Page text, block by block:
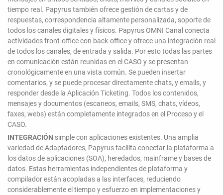
tiempo real. Papyrus también ofrece gestión de cartas y de
respuestas, correspondencia altamente personalizada, soporte de
todos los canales digitales y físicos. Papyrus OMNI Canal conecta
actividades front-office con back-office y ofrece una integración real
de todos los canales, de entrada y salida. Por esto todas las partes
en comunicación están reunidas en el CASO y se presentan
cronológicamente en una vista común. Se pueden insertar
comentarios, y se puede procesar directamente chats, y emails, y
responder desde la Aplicación Ticketing. Todos los contenidos,
mensajes y documentos (escaneos, emails, SMS, chats, vídeos,
faxes, webs) están completamente integrados en el Proceso y el
CASO.
INTEGRACIÓN simple con aplicaciones existentes. Una amplia
variedad de Adaptadores, Papyrus facilita conectar la plataforma a
los datos de aplicaciones (SOA), heredados, mainframe y bases de
datos. Estas herramientas independientes de plataforma y
compilador están acopladas a las interfaces, reduciendo
considerablemente el tiempo y esfuerzo en implementaciones y